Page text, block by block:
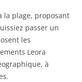
la plage, proposant
passer un
les
Leora
à